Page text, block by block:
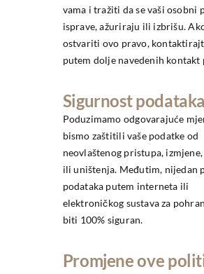
vama i tražiti da se vaši osobni
isprave, ažuriraju ili izbrišu.
ostvariti ovo pravo,
putem dolje navedenih kontakt
Sigurnost podataka
Poduzimamo odgovarajuće
bismo zaštitili vaše podatke od
neovlaštenog pristupa,
ili uništenja. Međutim, nijedan
podataka putem interneta ili
elektroničkog sustava za
biti 100% siguran.
Promjene ove